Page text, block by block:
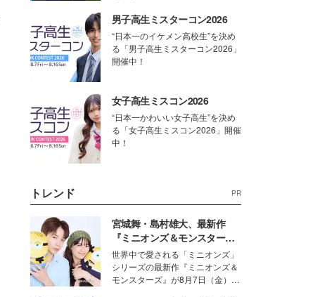
男子高生ミスターコン2026
“日本一のイケメン高校生”を決め
る「男子高生ミスターコン2026」
開催中！
女子高生ミスコン2026
“日本一かわいい女子高生”を決め
る「女子高生ミスコン2026」開催
中！
トレンド PR
宮城舞・島村雄大、最新作
『ミニオンズ＆モンスター
ズ』の魅力熱弁 ハチャメチャ
だけじゃない“友情と絆”に感
動
世界中で愛される「ミニオンズ」
シリーズの最新作『ミニオンズ＆
モンスターズ』が8月7日（金）に